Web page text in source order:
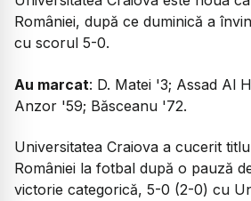
României, după ce duminică a
cu scorul 5-0.
Au marcat: D. Matei '3; Assad Al
Anzor '59; Băsceanu '72.
Universitatea Craiova a cucerit
României la fotbal după o pauză
victorie categorică, 5-0 (2-0) cu